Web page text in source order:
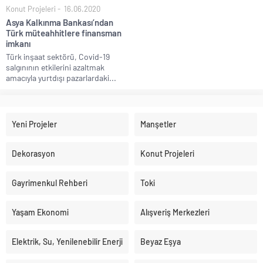
Konut Projeleri 16.06.2020
Asya Kalkınma Bankası’ndan
Türk müteahhitlere finansman
imkanı
Türk inşaat sektörü, Covid-19
salgınının etkilerini azaltmak
amacıyla yurtdışı pazarlardaki...
Yeni Projeler Manşetler
Dekorasyon Konut Projeleri
Gayrimenkul Rehberi Toki
Yaşam Ekonomi Alışveriş Merkezleri
Elektrik, Su, Yenilenebilir Enerji Beyaz Eşya